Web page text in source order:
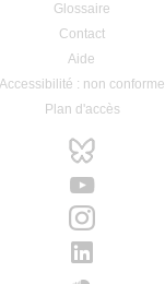
Glossaire
Contact
Aide
Accessibilité : non conforme
Plan d'accès